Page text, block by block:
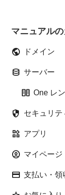
マニュアル
public ドメイン
database サーバー
host One レ
security セキュリテ
widgets アプリ
account_circle マイページ
credit_card 支払い・領